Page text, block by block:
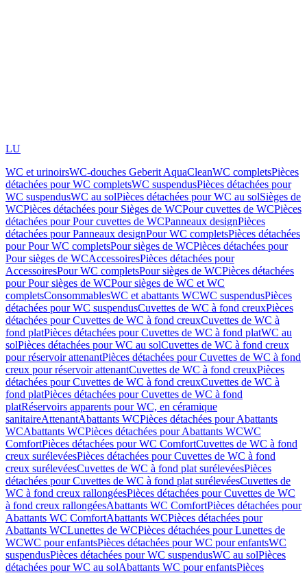
LU
WC et urinoirsWC-douches Geberit AquaCleanWC completsPièces
détachées pour WC completsWC suspendusPièces détachées pour
WC suspendusWC au solPièces détachées pour WC au solSièges de
WCPièces détachées pour Sièges de WCPour cuvettes de WCPièces
détachées pour Pour cuvettes de WCPanneaux designPièces
détachées pour Panneaux designPour WC completsPièces détachées
pour Pour WC completsPour sièges de WCPièces détachées pour
Pour sièges de WCAccessoiresPièces détachées pour
AccessoiresPour WC completsPour sièges de WCPièces détachées
pour Pour sièges de WCPour sièges de WC et WC
completsConsommablesWC et abattants WCWC suspendusPièces
détachées pour WC suspendusCuvettes de WC à fond creuxPièces
détachées pour Cuvettes de WC à fond creuxCuvettes de WC à
fond platPièces détachées pour Cuvettes de WC à fond platWC au
solPièces détachées pour WC au solCuvettes de WC à fond creux
pour réservoir attenantPièces détachées pour Cuvettes de WC à fond
creux pour réservoir attenantCuvettes de WC à fond creuxPièces
détachées pour Cuvettes de WC à fond creuxCuvettes de WC à
fond platPièces détachées pour Cuvettes de WC à fond
platRéservoirs apparents pour WC, en céramique
sanitaireAttenantAbattants WCPièces détachées pour Abattants
WCAbattants WCPièces détachées pour Abattants WCWC
ComfortPièces détachées pour WC ComfortCuvettes de WC à fond
creux surélevéesPièces détachées pour Cuvettes de WC à fond
creux surélevéesCuvettes de WC à fond plat surélevéesPièces
détachées pour Cuvettes de WC à fond plat surélevéesCuvettes de
WC à fond creux rallongéesPièces détachées pour Cuvettes de WC
à fond creux rallongéesAbattants WC ComfortPièces détachées pour
Abattants WC ComfortAbattants WCPièces détachées pour
Abattants WCLunettes de WCPièces détachées pour Lunettes de
WCWC pour enfantsPièces détachées pour WC pour enfantsWC
suspendusPièces détachées pour WC suspendusWC au solPièces
détachées pour WC au solAbattants WC pour enfantsPièces